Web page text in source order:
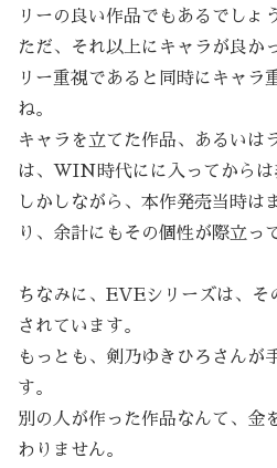
リーの良い作品でもあるでしょ
ただ、それ以上にキャラが良か
リー重視であると同時にキャラ
ね。
キャラを立てた作品、あるいは
は、WIN時代にに入ってからは
しかしながら、本作発売当時は
り、余計にもその個性が際立っ
ちなみに、EVEシリーズは、そ
されています。
もっとも、剣乃ゆきひろさんが
す。
別の人が作った作品なんて、金
わりません。